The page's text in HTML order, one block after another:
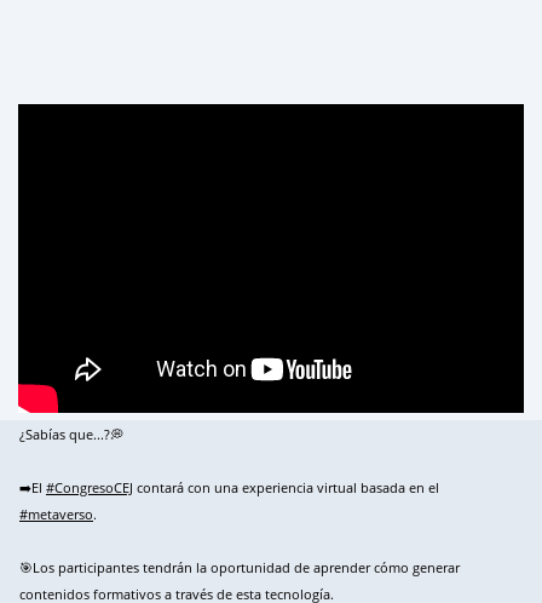
¿Sabías que...?💭
➡️El #CongresoCEJ contará con una experiencia virtual basada en el
#metaverso.
🎯Los participantes tendrán la oportunidad de aprender cómo generar
contenidos formativos a través de esta tecnología.